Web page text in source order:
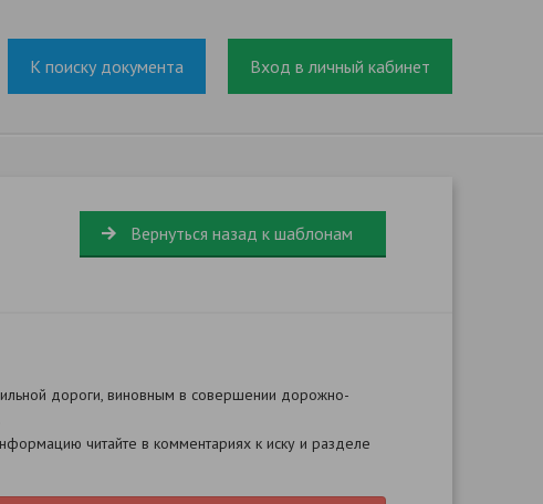
К поиску документа Вход в личный кабинет
Вернуться назад к шаблонам
дороги, виновным в совершении дорожно-
читайте в комментариях к иску и разделе